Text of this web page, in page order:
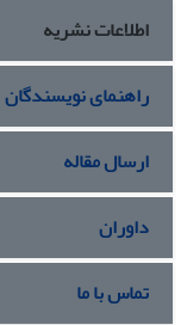
اطلاعات نشریه
راهنمای نویسندگان
ارسال مقاله
داوران
تماس با ما